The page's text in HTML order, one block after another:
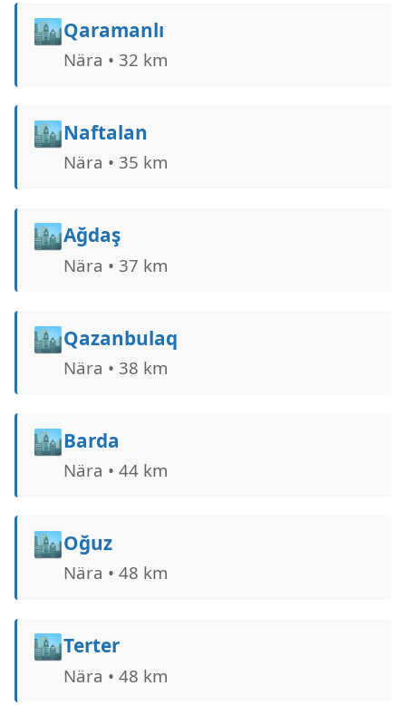
🏙️Qaramanlı
Nära • 32 km
🏙️Naftalan
Nära • 35 km
🏙️Ağdaş
Nära • 37 km
🏙️Qazanbulaq
Nära • 38 km
🏙️Barda
Nära • 44 km
🏙️Oğuz
Nära • 48 km
🏙️Terter
Nära • 48 km